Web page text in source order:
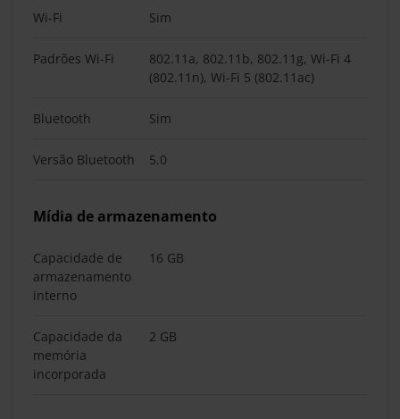
Wi-Fi Sim
Padrões Wi-Fi
802.11a, 802.11b, 802.11g, Wi-Fi 4
(802.11n), Wi-Fi 5 (802.11ac)
Bluetooth Sim
Versão Bluetooth 5.0
Mídia de armazenamento
Capacidade de
armazenamento
interno
16 GB
Capacidade da
memória
incorporada
2 GB